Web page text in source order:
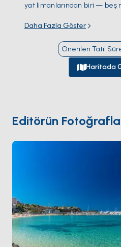
yat limanlarından biri — beş
megayat merkezi dahil. Eski
merkezine tırmanıyor; bal
inşa edilmiş 14. yüzyıldan
hâkimiyetinde — dünyanın
penceresine sahip. Liman
Palma, herhangi bir Mallorca
noktası. Sezon Nisan ile
Daha Fazla Göster
Önerilen Tatil
Haritada
Editörün